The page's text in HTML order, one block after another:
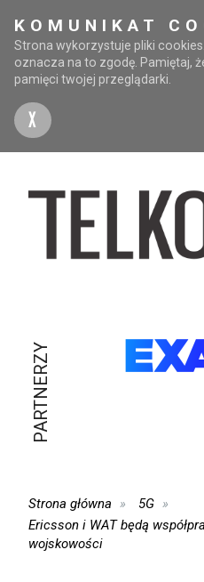
KOMUNIKAT
Strona wykorzystuje pliki
oznacza na to zgodę. Pamiętaj,
pamięci twojej przeglądarki.
X
PARTNERZY
Strona główna
5G
Ericsson i WAT będą
wojskowości